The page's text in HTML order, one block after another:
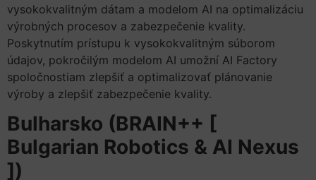
vysokokvalitným dátam a modelom AI na optimalizáciu
výrobných procesov a zabezpečenie kvality.
Poskytnutím prístupu k vysokokvalitným súborom
údajov, pokročilým modelom AI umožní AI Factory
spoločnostiam zlepšiť a optimalizovať plánovanie
výroby a zlepšiť zabezpečenie kvality.
Bulharsko (BRAIN++ [
Bulgarian Robotics & AI Nexus
])